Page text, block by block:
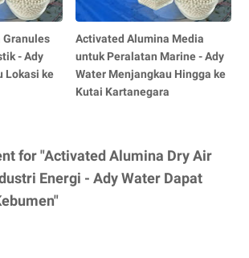
- Ady
Lokasi ke
Activated Alumina Media
untuk Peralatan Marine - Ady
Water Menjangkau Hingga ke
Kutai Kartanegara
for "Activated Alumina Dry Air
Energi - Ady Water Dapat